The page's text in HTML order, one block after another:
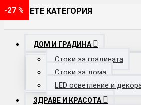
ИЗБЕРЕТЕ КАТЕГОРИЯ
ДОМ И ГРАДИНА
Стоки за градината
Стоки за дома
LED осветление и
ЗДРАВЕ И КРАСОТА
-28 %
-29 %
-20 %
-19 %
-18 %
-24 %
-19 %
-33 %
-29 %
-33 %
-43 %
-35 %
-40 %
-39 %
-20 %
-50 %
-40 %
-18 %
-20 %
-70 %
-52 %
-63 %
-42 %
-16 %
-36 %
-23 %
-54 %
-33 %
-29 %
-26 %
-37 %
-23 %
-63 %
-25 %
-62 %
-20 %
-38 %
-27 %
-20 %
-25 %
-17 %
-28 %
-20 %
-27 %